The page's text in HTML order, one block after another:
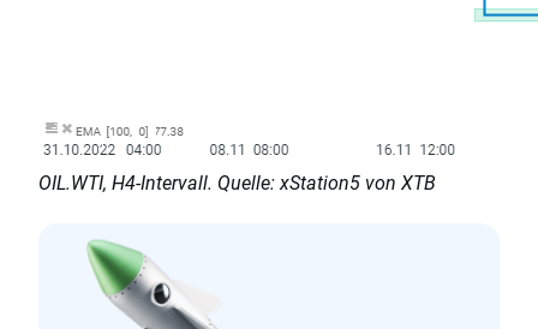
OIL.WTI, H4-Intervall. Quelle: xStation5 von XTB